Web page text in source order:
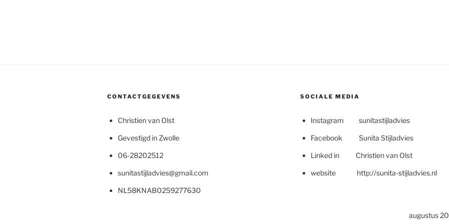
CONTACTGEGEVENS
Christien van Olst
Gevestigd in Zwolle
06-28202512
sunitastijladvies@gmail.com
NL58KNAB0259277630
SOCIALE MEDIA
Instagram sunitastijladvies
Facebook Sunita Stijladvies
Linked in Christien van Olst
website http://sunita-stijladvies.nl
augustus